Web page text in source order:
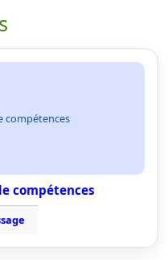
compétences
compétences